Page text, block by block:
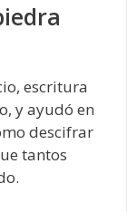
escritura
y ayudó en
descifrar
tantos